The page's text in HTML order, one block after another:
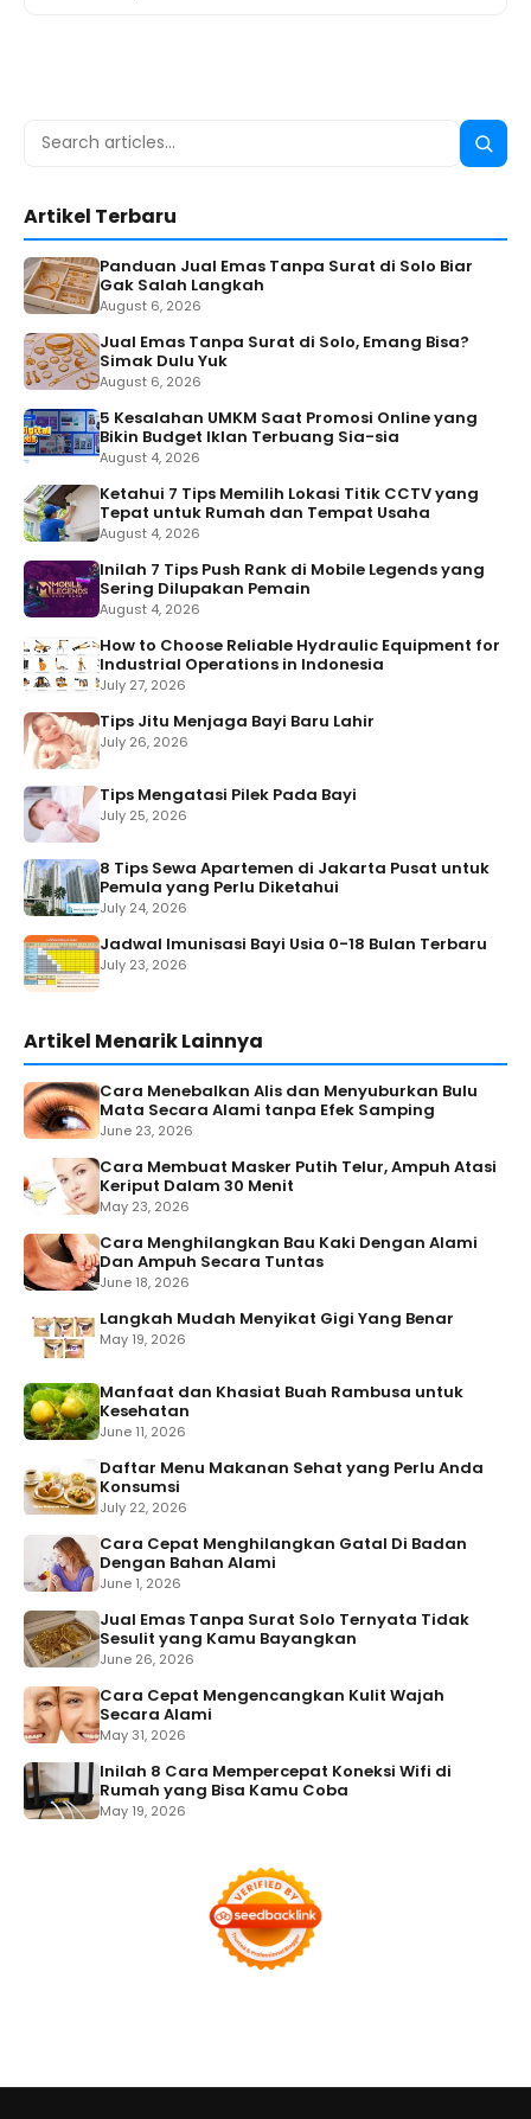
Search
Search
Artikel Terbaru
Panduan Jual Emas Tanpa Surat di Solo Biar
Gak Salah Langkah
August 6, 2026
Jual Emas Tanpa Surat di Solo, Emang Bisa?
Simak Dulu Yuk
August 6, 2026
5 Kesalahan UMKM Saat Promosi Online yang
Bikin Budget Iklan Terbuang Sia-sia
August 4, 2026
Ketahui 7 Tips Memilih Lokasi Titik CCTV yang
Tepat untuk Rumah dan Tempat Usaha
August 4, 2026
Inilah 7 Tips Push Rank di Mobile Legends yang
Sering Dilupakan Pemain
August 4, 2026
How to Choose Reliable Hydraulic Equipment for
Industrial Operations in Indonesia
July 27, 2026
Tips Jitu Menjaga Bayi Baru Lahir
July 26, 2026
Tips Mengatasi Pilek Pada Bayi
July 25, 2026
8 Tips Sewa Apartemen di Jakarta Pusat untuk
Pemula yang Perlu Diketahui
July 24, 2026
Jadwal Imunisasi Bayi Usia 0-18 Bulan Terbaru
July 23, 2026
Artikel Menarik Lainnya
Cara Menebalkan Alis dan Menyuburkan Bulu
Mata Secara Alami tanpa Efek Samping
June 23, 2026
Cara Membuat Masker Putih Telur, Ampuh Atasi
Keriput Dalam 30 Menit
May 23, 2026
Cara Menghilangkan Bau Kaki Dengan Alami
Dan Ampuh Secara Tuntas
June 18, 2026
Langkah Mudah Menyikat Gigi Yang Benar
May 19, 2026
Manfaat dan Khasiat Buah Rambusa untuk
Kesehatan
June 11, 2026
Daftar Menu Makanan Sehat yang Perlu Anda
Konsumsi
July 22, 2026
Cara Cepat Menghilangkan Gatal Di Badan
Dengan Bahan Alami
June 1, 2026
Jual Emas Tanpa Surat Solo Ternyata Tidak
Sesulit yang Kamu Bayangkan
June 26, 2026
Cara Cepat Mengencangkan Kulit Wajah
Secara Alami
May 31, 2026
Inilah 8 Cara Mempercepat Koneksi Wifi di
Rumah yang Bisa Kamu Coba
May 19, 2026